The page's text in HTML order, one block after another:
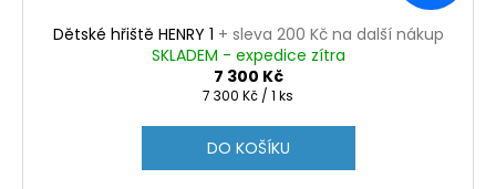
Dětské hřiště HENRY 1 + sleva 200 Kč na další nákup
SKLADEM - expedice zítra
7 300 Kč
Měrná
7 300 Kč / 1 ks
DO KOŠÍKU